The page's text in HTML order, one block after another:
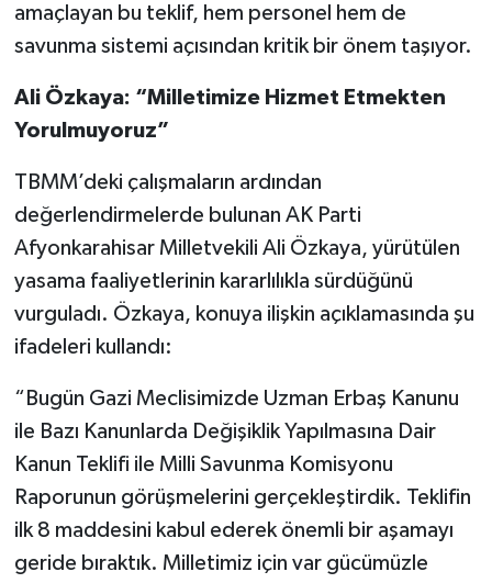
amaçlayan bu teklif, hem personel hem de
savunma sistemi açısından kritik bir önem taşıyor.
Ali Özkaya: “Milletimize Hizmet Etmekten
Yorulmuyoruz”
TBMM’deki çalışmaların ardından
değerlendirmelerde bulunan AK Parti
Afyonkarahisar Milletvekili Ali Özkaya, yürütülen
yasama faaliyetlerinin kararlılıkla sürdüğünü
vurguladı. Özkaya, konuya ilişkin açıklamasında şu
ifadeleri kullandı:
“Bugün Gazi Meclisimizde Uzman Erbaş Kanunu
ile Bazı Kanunlarda Değişiklik Yapılmasına Dair
Kanun Teklifi ile Milli Savunma Komisyonu
Raporunun görüşmelerini gerçekleştirdik. Teklifin
ilk 8 maddesini kabul ederek önemli bir aşamayı
geride bıraktık. Milletimiz için var gücümüzle